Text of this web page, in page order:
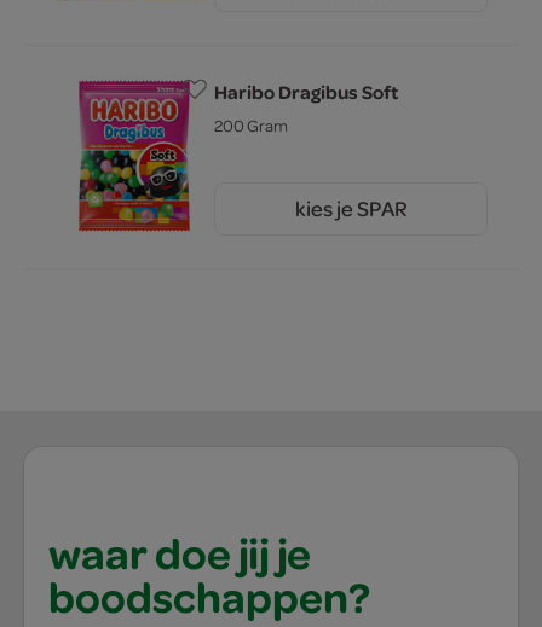
Haribo Dragibus Soft
200 Gram
kies je SPAR
waar doe jij je
boodschappen?